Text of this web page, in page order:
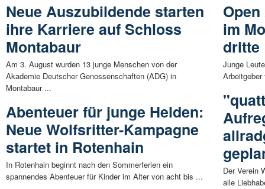
Neue Auszubildende starten
ihre Karriere auf Schloss
Montabaur
Am 3. August wurden 13 junge Menschen von der
Akademie Deutscher Genossenschaften (ADG) in
Montabaur ...
Abenteuer für junge Helden:
Neue Wolfsritter-Kampagne
startet in Rotenhain
In Rotenhain beginnt nach den Sommerferien ein
spannendes Abenteuer für Kinder im Alter von acht bis ...
im
dritte
Junge
Der Verein
alle